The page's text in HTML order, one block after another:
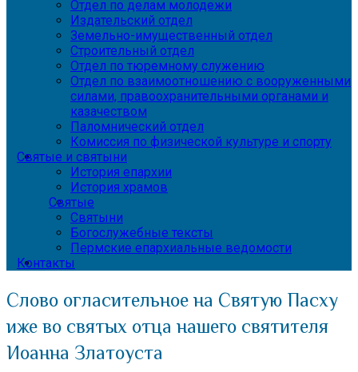
Отдел по делам молодежи
Издательский отдел
Земельно-имущественный отдел
Строительный отдел
Отдел по тюремному служению
Отдел по взаимоотношению с вооруженными
силами, правоохранительными органами и
казачеством
Паломнический отдел
Комиссия по физической культуре и спорту
Святые и святыни
История епархии
История храмов
Святые
Святыни
Богослужебные тексты
Пермские епархиальные ведомости
Контакты
Слово огласительное на Святую Пасху
иже во святых отца нашего святителя
Иоанна Златоуста